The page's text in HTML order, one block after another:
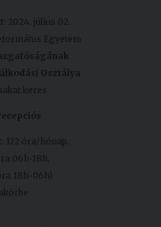
2024. július 02.
Egyetem
Osztálya
keres
172 óra/hónap,
06h-18h,
18h-06h)